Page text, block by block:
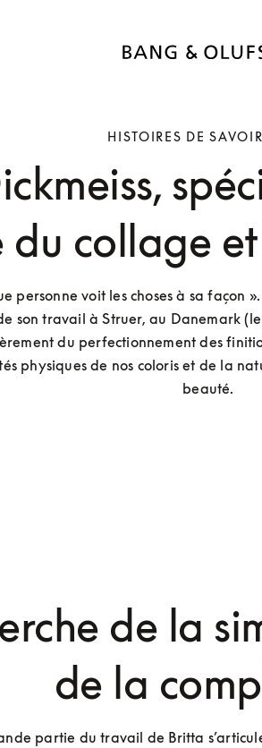
HISTOIRES DE
du collage
personne voit les choses à sa façon
son travail à Struer, au Danemark
du perfectionnement des
physiques de nos coloris et de la
beauté.
de la
de la
partie du travail de Britta